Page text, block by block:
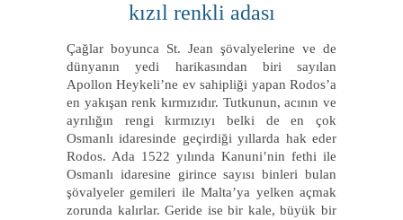
kızıl renkli adası
Çağlar boyunca St. Jean şövalyelerine ve de
dünyanın yedi harikasından biri sayılan
Apollon Heykeli’ne ev sahipliği yapan Rodos’a
en yakışan renk kırmızıdır. Tutkunun, acının ve
ayrılığın rengi kırmızıyı belki de en çok
Osmanlı idaresinde geçirdiği yıllarda hak eder
Rodos. Ada 1522 yılında Kanuni’nin fethi ile
Osmanlı idaresine girince sayısı binleri bulan
şövalyeler gemileri ile Malta’ya yelken açmak
zorunda kalırlar. Geride ise bir kale, büyük bir